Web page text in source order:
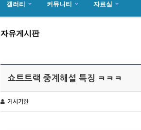
갤러리 커뮤니티 자료실
자유게시판
쇼트트랙 중계해설 특징 ㅋㅋㅋ
거시기한
초대합니다 마인츠 한인회 문화 행사 2020…